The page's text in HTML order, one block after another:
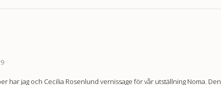
har jag och Cecilia Rosenlund vernissage för vår utställning Noma. Den